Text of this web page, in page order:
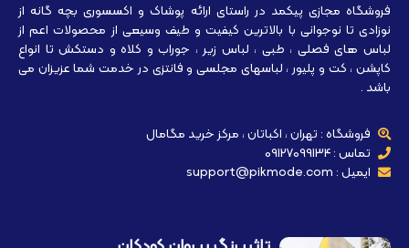
فروشگاه مجازی پیکمد در راستای ارائه پوشاک و اکسسوری بچه گانه از
نوزادی تا نوجوانی با بالاترین کیفیت و طیف وسیعی از محصولات اعم از
لباس های فصلی ، طبی ، لباس زیر ، جوراب و کلاه و دستکش تا انواع
کاپشن ، کت و پلیور ، لباسهای مجلسی و فانتزی در خدمت شما عزیزان می
باشد .
فروشگاه : تهران ، اکباتان ، مرکز خرید مگامال
تماس : 09127099134
ایمیل : support@pikmode.com